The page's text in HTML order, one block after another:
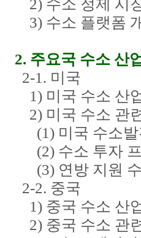
2) 수소 정제 시
3) 수소 플랫폼
2. 주요국 수소 산
2-1. 미국
1) 미국 수소 산
2) 미국 수소 관
(1) 미국 수소발
(2) 수소 투자
(3) 연방 지원
2-2. 중국
1) 중국 수소 산
2) 중국 수소 관